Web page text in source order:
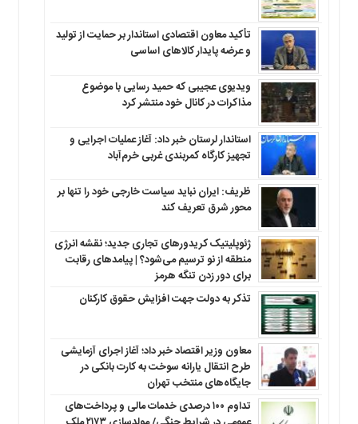
تأکید معاون اقتصادی استاندار بر حمایت از تولید
و عرضه پایدار کالاهای اساسی
ویدیوی عجیبی که حمید رسایی با موضوع
مذاکرات در کانال خود منتشر کرد
استاندار لرستان خبر داد: آغاز عملیات اجرایی و
تجهیز کارگاه کمربندی غربی خرم‌آباد
ظریف: ایران نباید سیاست خارجی خود را تنها بر
محور شرق تعریف کند
ژئوپلیتیک کریدورهای تجاری جدید؛ نقشه انرژی
منطقه‌ از نو ترسیم می‌شود؟ | پیامدهای رقابت
برای دور زدن تنگه هرمز
تذکر به دولت جهت افزایش حقوق کارکنان ‌
معاون وزیر اقتصاد خبر داد؛ آغاز اجرای آزمایشی
طرح انتقال یارانه سوخت به کارت بانکی در
جایگاه‌های منتخب تهران
تداوم ۱۰۰ درصدی خدمات مالی و پرداخت‌های